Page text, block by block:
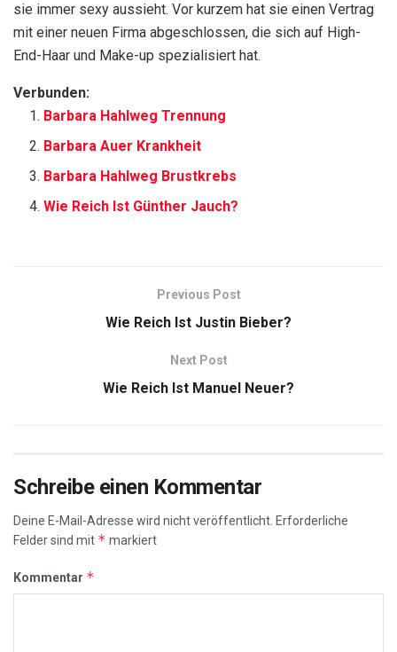
sie immer sexy aussieht. Vor kurzem hat sie einen Vertrag
mit einer neuen Firma abgeschlossen, die sich auf High-
End-Haar und Make-up spezialisiert hat.
Verbunden:
Barbara Hahlweg Trennung
Barbara Auer Krankheit
Barbara Hahlweg Brustkrebs
Wie Reich Ist Günther Jauch?
Previous Post
Wie Reich Ist Justin Bieber?
Next Post
Wie Reich Ist Manuel Neuer?
Schreibe einen Kommentar
Deine E-Mail-Adresse wird nicht veröffentlicht. Erforderliche
Felder sind mit * markiert
Kommentar *